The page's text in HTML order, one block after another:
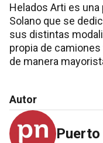
Helados Arti es
Solano que se
sus distintas
propia de
de manera
Autor